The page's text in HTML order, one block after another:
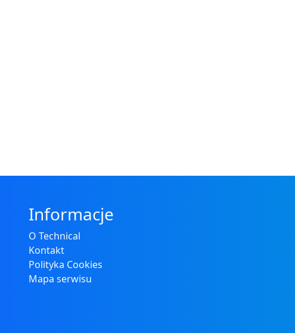
Informacje
O Technical
Kontakt
Polityka Cookies
Mapa serwisu